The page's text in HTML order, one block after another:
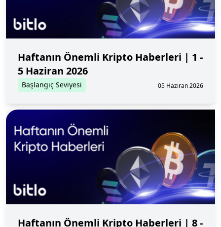
Haftanın Önemli Kripto Haberleri | 1 -
5 Haziran 2026
Başlangıç Seviyesi 05 Haziran 2026
Haftanın Önemli Kripto Haberleri | 8 -